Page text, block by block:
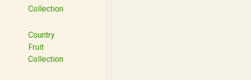
Collection
Country
Fruit
Collection